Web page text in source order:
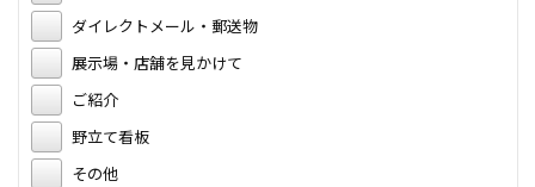
ダイレクトメール・郵送物
展示場・店舗を見かけて
ご紹介
野立て看板
その他